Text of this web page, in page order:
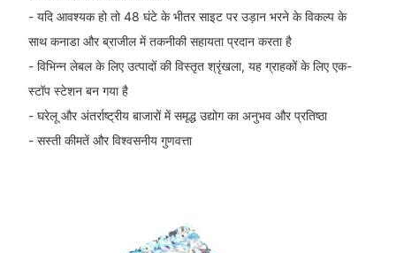
- यदि आवश्यक हो तो 48 घंटे के भीतर साइट पर उड़ान भरने के विकल्प के
साथ कनाडा और ब्राजील में तकनीकी सहायता प्रदान करता है
- विभिन्न लेबल के लिए उत्पादों की विस्तृत श्रृंखला, यह ग्राहकों के लिए एक-
स्टॉप स्टेशन बन गया है
- घरेलू और अंतर्राष्ट्रीय बाजारों में समृद्ध उद्योग का अनुभव और प्रतिष्ठा
- सस्ती कीमतें और विश्वसनीय गुणवत्ता